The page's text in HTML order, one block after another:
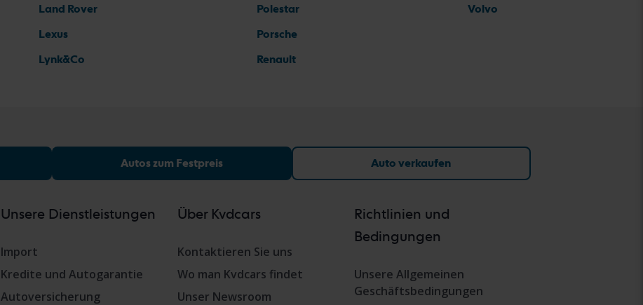
Land Rover
Lexus
Lynk&Co
Polestar
Porsche
Renault
Volvo
Autos zum Festpreis Auto verkaufen
Unsere Dienstleistungen
Import
Kredite und Autogarantie
Autoversicherung
Über Kvdcars
Kontaktieren Sie uns
Wo man Kvdcars findet
Unser Newsroom
Richtlinien und
Bedingungen
Unsere Allgemeinen
Geschäftsbedingungen